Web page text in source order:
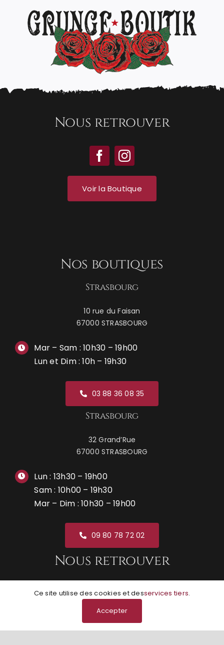
Nos boutiques
Strasbourg
10 rue du Faisan
67000 STRASBOURG
Mar – Sam : 10h30 – 19h00
Lun et Dim : 10h – 19h30
03 88 36 08 35
Strasbourg
32 Grand’Rue
67000 STRASBOURG
Lun : 13h30 – 19h00
Sam : 10h00 – 19h30
Mar – Dim : 10h30 – 19h00
09 80 78 72 02
Nous retrouver
Nous retrouver
Voir la Boutique
Ce site utilise des cookies et desservices tiers.
Accepter